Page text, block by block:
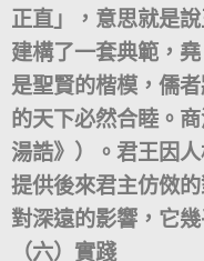
正直」，意思就是
建構了一套典範，
是聖賢的楷模，儒
的天下必然合睦。
湯誥》）。君王因
提供後來君主仿傚
對深遠的影響，它
（六）實踐